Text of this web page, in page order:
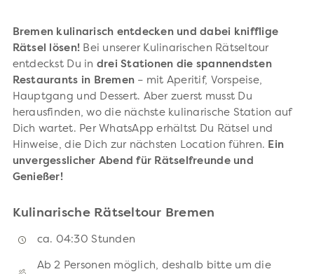
Bremen kulinarisch entdecken und dabei knifflige
Rätsel lösen! Bei unserer Kulinarischen Rätseltour
entdeckst Du in drei Stationen die spannendsten
Restaurants in Bremen – mit Aperitif, Vorspeise,
Hauptgang und Dessert. Aber zuerst musst Du
herausfinden, wo die nächste kulinarische Station auf
Dich wartet. Per WhatsApp erhältst Du Rätsel und
Hinweise, die Dich zur nächsten Location führen. Ein
unvergesslicher Abend für Rätselfreunde und
Genießer!
Kulinarische Rätseltour Bremen
ca. 04:30 Stunden
Ab 2 Personen möglich, deshalb bitte um die